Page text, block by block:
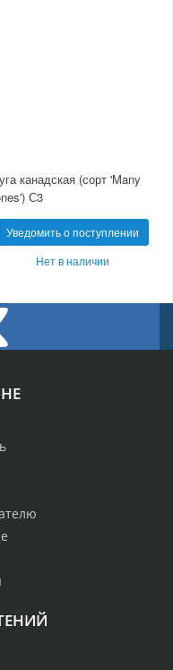
канадская (сорт 'Many
С3
Уведомить о поступлении
Нет в наличии